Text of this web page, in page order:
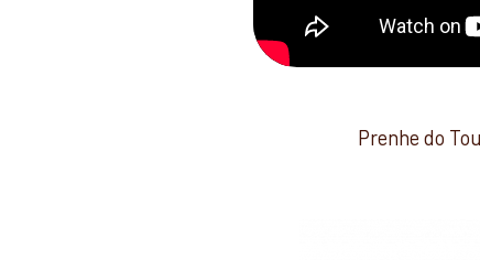
Prenhe do